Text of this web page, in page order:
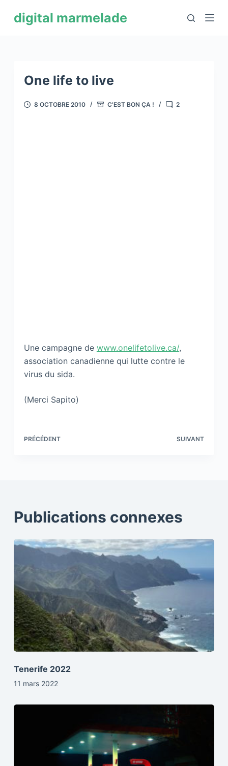
digital marmelade
One life to live
8 OCTOBRE 2010 C'EST BON ÇA ! 2
Une campagne de www.onelifetolive.ca/,
association canadienne qui lutte contre le
virus du sida.
(Merci Sapito)
PRÉCÉDENT SUIVANT
Publications connexes
Tenerife 2022
11 mars 2022